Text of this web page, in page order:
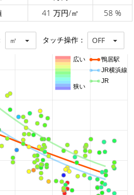
41 万円/㎡ 58 %
㎡ タッチ操作： OFF
鴨居駅
JR横浜線
JR
広い
狭い